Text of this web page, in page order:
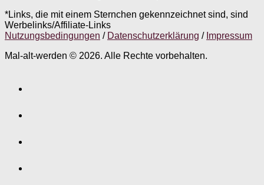
*Links, die mit einem Sternchen gekennzeichnet sind, sind
Werbelinks/Affiliate-Links
Nutzungsbedingungen / Datenschutzerklärung / Impressum
Mal-alt-werden © 2026. Alle Rechte vorbehalten.